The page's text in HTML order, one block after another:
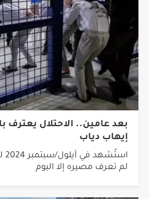
بعد عامين.. الاحتلال يعترف
إيهاب دياب
لم تعرف مصيره إلا اليوم